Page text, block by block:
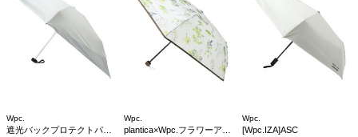
Wpc. Wpc. Wpc.
[Wpc.IZA]ASC